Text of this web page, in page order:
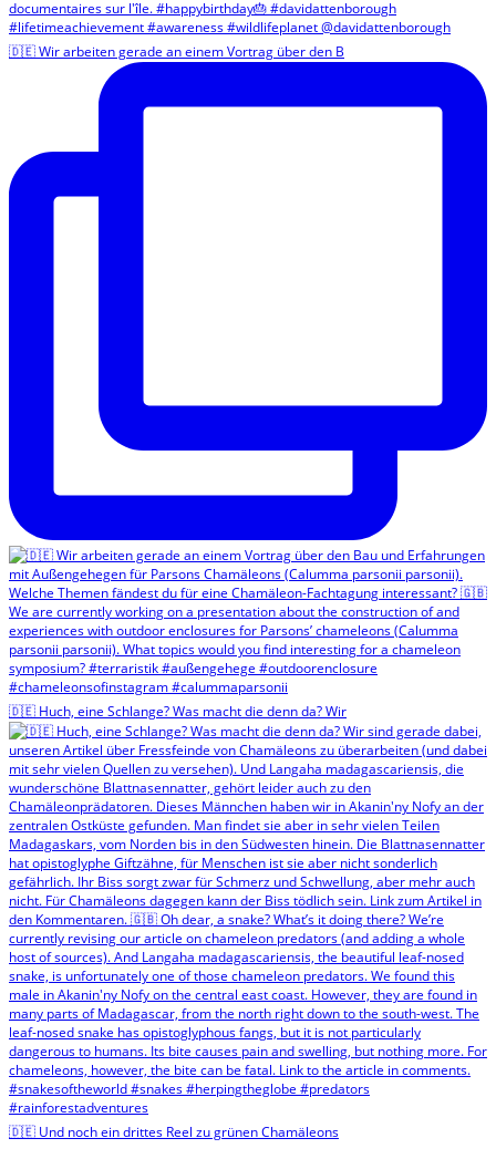
🇩🇪 Wir arbeiten gerade an einem Vortrag über den B
🇩🇪 Huch, eine Schlange? Was macht die denn da? Wir
🇩🇪 Und noch ein drittes Reel zu grünen Chamäleons